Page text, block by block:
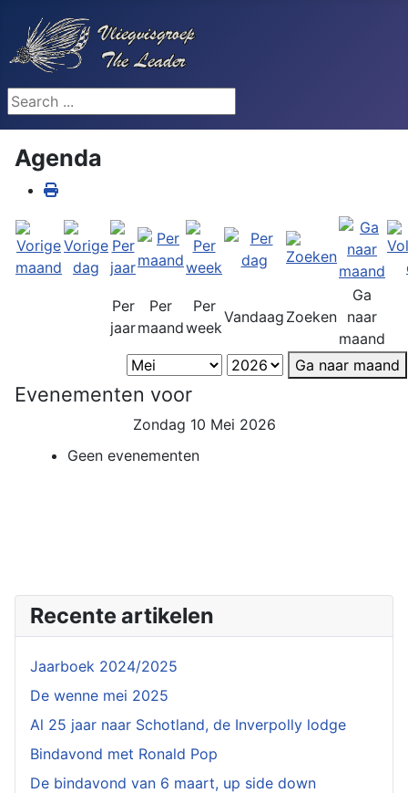
Search ...
Agenda
Per
jaar
Per
maand
Per
week
Vandaag Zoeken
Ga
naar
maand
Ga naar maand
Evenementen voor
Zondag 10 Mei 2026
Geen evenementen
Recente artikelen
Jaarboek 2024/2025
De wenne mei 2025
Al 25 jaar naar Schotland, de Inverpolly lodge
Bindavond met Ronald Pop
De bindavond van 6 maart, up side down